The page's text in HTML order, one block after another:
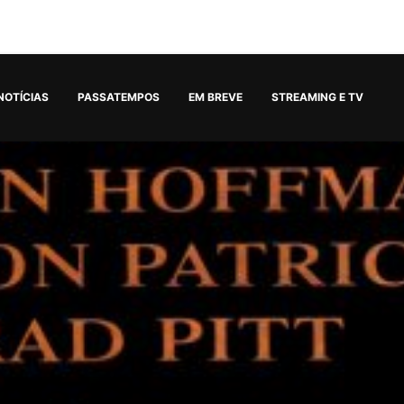
PASSATEMPOS EM BREVE STREAMING E TV